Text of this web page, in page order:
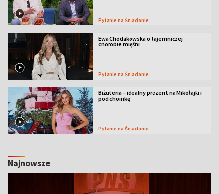
Pytanie na Śniadanie
Ewa Chodakowska o tajemniczej
chorobie mięśni
Pytanie na Śniadanie
Biżuteria – idealny prezent na Mikołajki i
pod choinkę
Pytanie na Śniadanie
Najnowsze